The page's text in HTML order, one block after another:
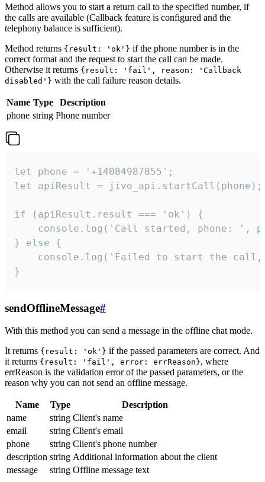
Method allows you to start a return call to the specified number, if
the calls are available (Callback feature is configured and the
telephony balance is sufficient).
Method returns {result: 'ok'} if the phone number is in the
correct format and the request to start the call can be made.
Otherwise it returns {result: 'fail', reason: 'Callback
disabled'} with the call failure reason details.
Name Type
Description
phone string Phone number
let phone = '+14084987855';
let apiResult = jivo_api.startCall(phone);
if (apiResult.result === 'ok') {
console.log('Call started, phone: ',
} else {
console.log('Failed to start the
}
sendOfflineMessage#
With this method you can send a message in the offline chat mode.
It returns {result: 'ok'} if the passed parameters are correct. And
it returns {result: 'fail', error: errReason}, where
errReason is the validation error of the passed parameters, or the
reason why you can not send an offline message.
Name Type
Description
name
string Client's name
email
string Client's email
phone
string Client's phone number
description string Additional information about the client
message
string Offline message text